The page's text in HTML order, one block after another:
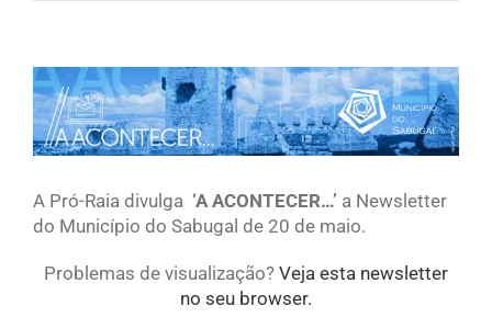
View
Larger
Image
A Pró-Raia divulga ‘A ACONTECER…’ a Newsletter
do Município do Sabugal de 20 de maio.
Problemas de visualização? Veja esta newsletter
no seu browser.